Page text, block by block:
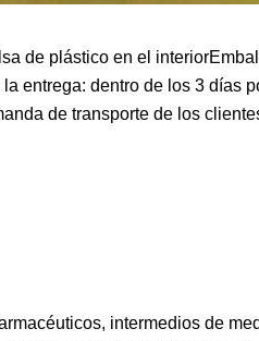
de plástico en el
entrega: dentro de los 3 días
de transporte de los
intermedios de